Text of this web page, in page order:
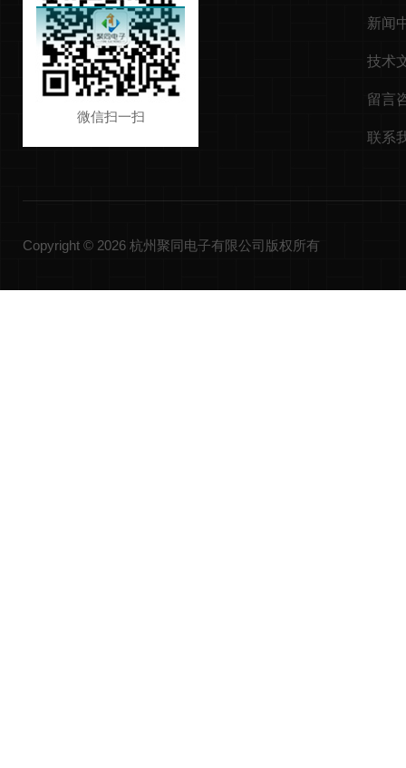
微信扫一扫
新闻
技术
留言
联系
Copyright © 2026 杭州聚同电子有限公司版权所有